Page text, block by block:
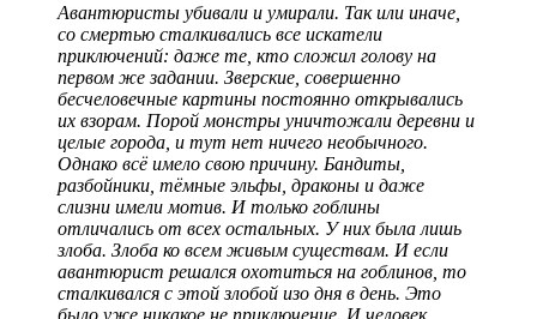
Авантюристы убивали и умирали. Так или иначе,
со смертью сталкивались все искатели
приключений: даже те, кто сложил голову на
первом же задании. Зверские, совершенно
бесчеловечные картины постоянно открывались
их взорам. Порой монстры уничтожали деревни и
целые города, и тут нет ничего необычного.
Однако всё имело свою причину. Бандиты,
разбойники, тёмные эльфы, драконы и даже
слизни имели мотив. И только гоблины
отличались от всех остальных. У них была лишь
злоба. Злоба ко всем живым существам. И если
авантюрист решался охотиться на гоблинов, то
сталкивался с этой злобой изо дня в день. Это
было уже никакое не приключение. И человек,